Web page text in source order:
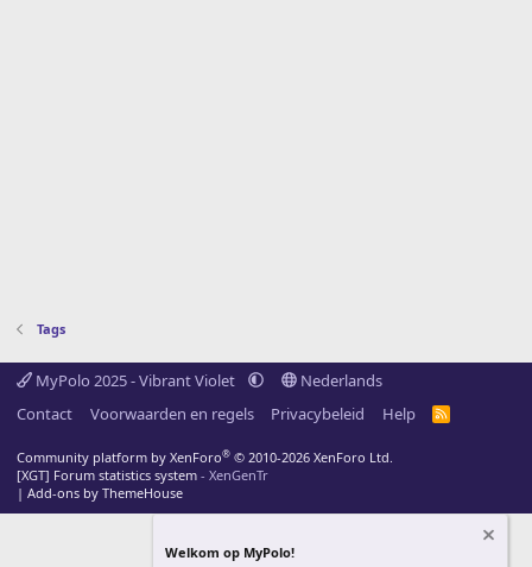
Tags
MyPolo 2025 - Vibrant Violet
Nederlands
Contact
Voorwaarden en regels Privacybeleid Help
R
S
Community platform by XenForo® © 2010-2026 XenForo Ltd.
[XGT] Forum statistics system - XenGenTr
| Add-ons by ThemeHouse
Welkom op MyPolo!